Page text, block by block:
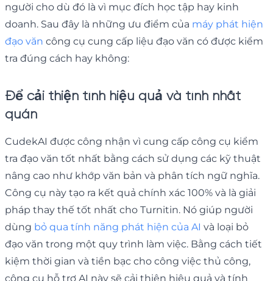
người cho dù đó là vì mục đích học tập hay kinh
doanh. Sau đây là những ưu điểm của máy phát hiện
đạo văn công cụ cung cấp liệu đạo văn có được kiểm
tra đúng cách hay không:
Để cải thiện tính hiệu quả và tính nhất
quán
CudekAI được công nhận vì cung cấp công cụ kiểm
tra đạo văn tốt nhất bằng cách sử dụng các kỹ thuật
nâng cao như khớp văn bản và phân tích ngữ nghĩa.
Công cụ này tạo ra kết quả chính xác 100% và là giải
pháp thay thế tốt nhất cho Turnitin. Nó giúp người
dùng bỏ qua tính năng phát hiện của AI và loại bỏ
đạo văn trong một quy trình làm việc. Bằng cách tiết
kiệm thời gian và tiền bạc cho công việc thủ công,
công cụ hỗ trợ AI này sẽ cải thiện hiệu quả và tính